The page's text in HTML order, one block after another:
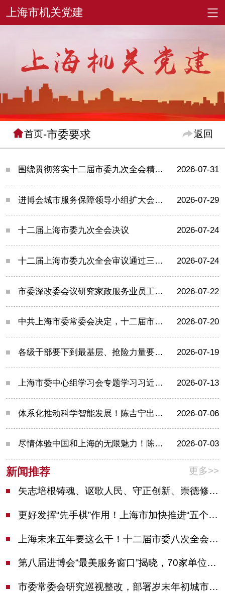
首页-市委要求 返回
围绕贯彻落实十二届市委九次全会精神、推动做好下半年经济工作，陈吉宁走访调研企业 2026-07-31
进博会城市服务保障领导小组扩大会议举行，陈吉宁王文涛龚正出席 2026-07-29
十二届上海市委九次全会决议 2026-07-24
十二届上海市委九次全会审议通过三个《意见》 2026-07-24
市委深改委会议研究家政服务业员工制转型等事项 2026-07-22
中共上海市委常委会决定，十二届市委九次全会7月24日召开 2026-07-20
各级干部要下到最基层、抢险力量要放到第一线！陈吉宁检查调度暴雨防御工作 2026-07-19
上海市委中心组学习会专题学习习近平党建思想 2026-07-13
体系化推动科学智能发展！陈吉宁出席科学智能“百团百项”研讨会 2026-07-06
尽情体验中国和上海的无限魅力！陈吉宁启动“上海之夏”国际消费季，龚正致辞 2026-07-03
新闻推荐
更多>>
矢志培根铸魂、讴歌人民、守正创新、崇德修身！这场座谈会上，陈吉宁对全市文化战线提出期望
更好发挥“先手棋”作用！上海市加快推进“五个中心”建设领导小组会议举行
上海未来五年要这么干！十二届市委八次全会审议通过上海“十五五”规划建议
第八届进博会“最美服务窗口”揭晓，70家单位诠释“上海服务”温度
市委常委会研究巡视整改，部署岁末年初城市安全工作